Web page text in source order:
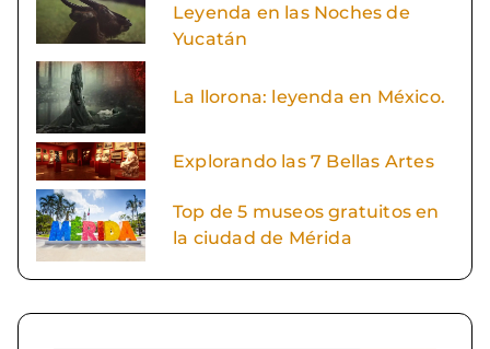
Leyenda en las Noches de
Yucatán
La llorona: leyenda en México.
Explorando las 7 Bellas Artes
Top de 5 museos gratuitos en
la ciudad de Mérida